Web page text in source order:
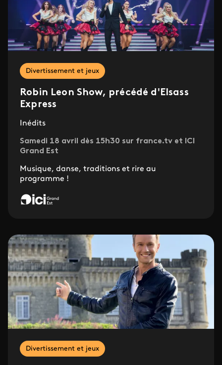
Divertissement et jeux
Robin Leon Show, précédé d'Elsass
Express
Inédits
Samedi 18 avril dès 15h30 sur france.tv et ICI
Grand Est
Musique, danse, traditions et rire au
programme !
Divertissement et jeux